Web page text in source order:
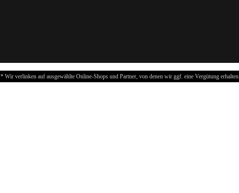
* Wir verlinken auf ausgewählte Online-Shops und Partner, von denen wir ggf. eine Vergütung erhalten.